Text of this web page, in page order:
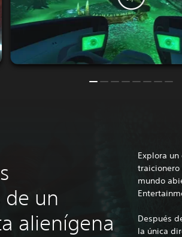
de un
alienígena
Explora
traicionero
mundo
Después
la única